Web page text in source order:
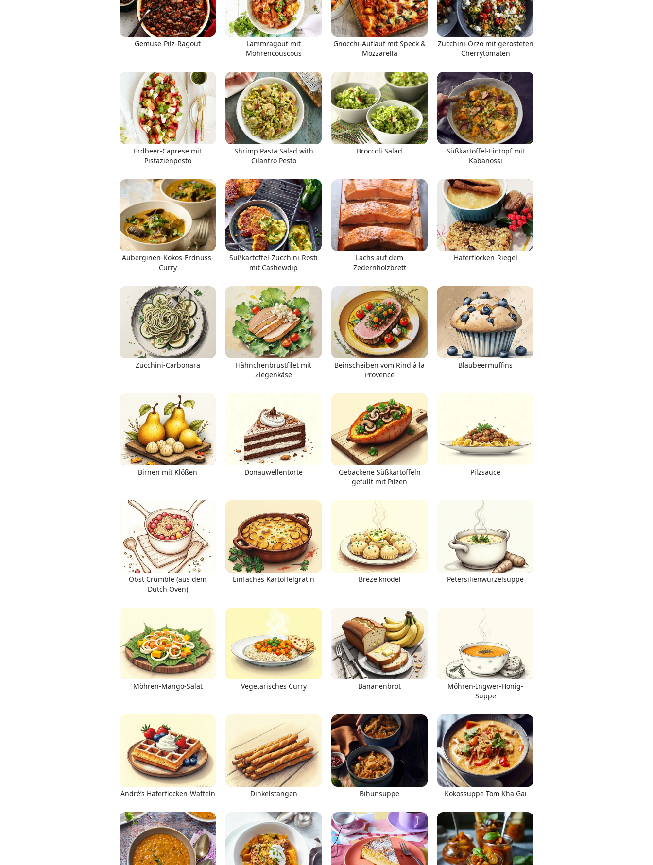
Gemüse-Pilz-Ragout
Lammragout mit
Möhrencouscous
Gnocchi-Auflauf mit Speck &
Mozzarella
Zucchini-Orzo mit gerösteten
Cherrytomaten
Erdbeer-Caprese mit
Pistazienpesto
Shrimp Pasta Salad with
Cilantro Pesto
Broccoli Salad
Süßkartoffel-Eintopf mit
Kabanossi
Auberginen-Kokos-Erdnuss-
Curry
Süßkartoffel-Zucchini-Rösti
mit Cashewdip
Lachs auf dem
Zedernholzbrett
Haferflocken-Riegel
Zucchini-Carbonara
Hähnchenbrustfilet mit
Ziegenkäse
Beinscheiben vom Rind à la
Provence
Blaubeermuffins
Birnen mit Klößen Donauwellentorte
Gebackene Süßkartoffeln
gefüllt mit Pilzen
Pilzsauce
Obst Crumble (aus dem
Dutch Oven)
Einfaches Kartoffelgratin Brezelknödel Petersilienwurzelsuppe
Möhren-Mango-Salat Vegetarisches Curry Bananenbrot
Möhren-Ingwer-Honig-
Suppe
André’s Haferflocken-Waffeln Dinkelstangen Bihunsuppe Kokossuppe Tom Kha Gai